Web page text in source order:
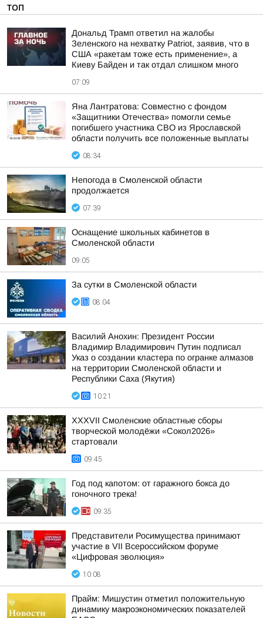
ТОП
Дональд Трамп ответил на жалобы
Зеленского на нехватку Patriot, заявив, что в
США «ракетам тоже есть применение», а
Киеву Байден и так отдал слишком много
07:09
Яна Лантратова: Совместно с фондом
«Защитники Отечества» помогли семье
погибшего участника СВО из Ярославской
области получить все положенные выплаты
08:34
Непогода в Смоленской области
продолжается
07:39
Оснащение школьных кабинетов в
Смоленской области
09:05
За сутки в Смоленской области
08:04
Василий Анохин: Президент России
Владимир Владимирович Путин подписал
Указ о создании кластера по огранке алмазов
на территории Смоленской области и
Республики Саха (Якутия)
10:21
XXXVII Смоленские областные сборы
творческой молодёжи «Сокол2026»
стартовали
09:45
Год под капотом: от гаражного бокса до
гоночного трека!
09:35
Представители Росимущества принимают
участие в VII Всероссийском форуме
«Цифровая эволюция»
10:08
Прайм: Мишустин отметил положительную
динамику макроэкономических показателей